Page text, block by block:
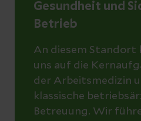
Gesundheit und
Betrieb
An diesem Standort
uns auf die
der Arbeitsmedizin
klassische
Betreuung. Wir